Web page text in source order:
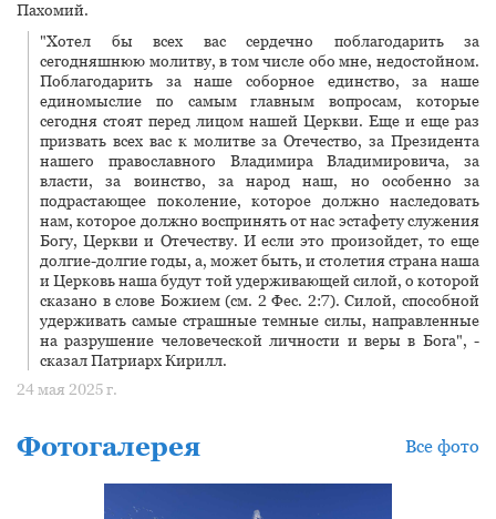
Пахомий.
"Хотел бы всех вас сердечно поблагодарить за
сегодняшнюю молитву, в том числе обо мне, недостойном.
Поблагодарить за наше соборное единство, за наше
единомыслие по самым главным вопросам, которые
сегодня стоят перед лицом нашей Церкви. Еще и еще раз
призвать всех вас к молитве за Отечество, за Президента
нашего православного Владимира Владимировича, за
власти, за воинство, за народ наш, но особенно за
подрастающее поколение, которое должно наследовать
нам, которое должно воспринять от нас эстафету служения
Богу, Церкви и Отечеству. И если это произойдет, то еще
долгие-долгие годы, а, может быть, и столетия страна наша
и Церковь наша будут той удерживающей силой, о которой
сказано в слове Божием (см. 2 Фес. 2:7). Силой, способной
удерживать самые страшные темные силы, направленные
на разрушение человеческой личности и веры в Бога", -
сказал Патриарх Кирилл.
24 мая 2025 г.
Фотогалерея Все фото